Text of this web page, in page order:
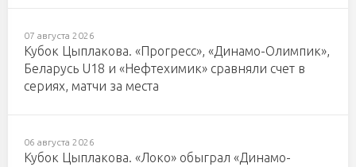
07 августа 2026
Кубок Цыплакова. «Прогресс», «Динамо-Олимпик»,
Беларусь U18 и «Нефтехимик» сравняли счет в
сериях, матчи за места
06 августа 2026
Кубок Цыплакова. «Локо» обыграл «Динамо-